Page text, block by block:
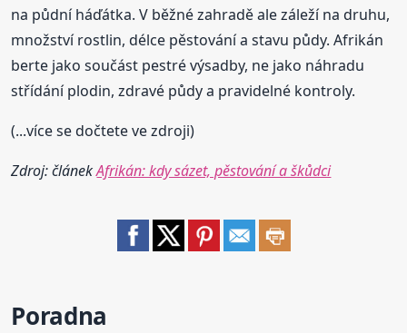
na půdní háďátka. V běžné zahradě ale záleží na druhu,
množství rostlin, délce pěstování a stavu půdy. Afrikán
berte jako součást pestré výsadby, ne jako náhradu
střídání plodin, zdravé půdy a pravidelné kontroly.
(...více se dočtete ve zdroji)
Zdroj: článekAfrikán: kdy sázet, pěstování a škůdci
Poradna